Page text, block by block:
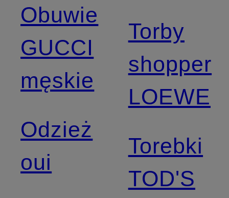
Obuwie
GUCCI
męskie
Odzież
oui
Torby
shopper
LOEWE
Torebki
TOD'S